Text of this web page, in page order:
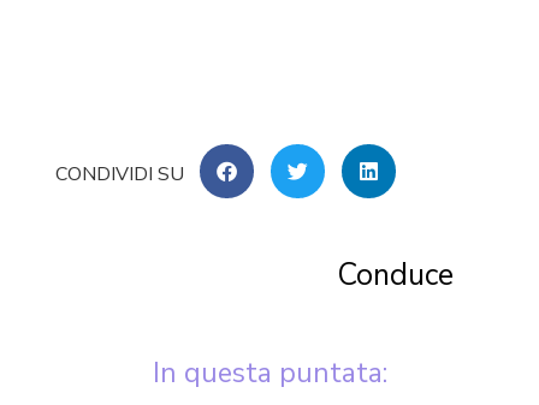
Conduce
In questa puntata: